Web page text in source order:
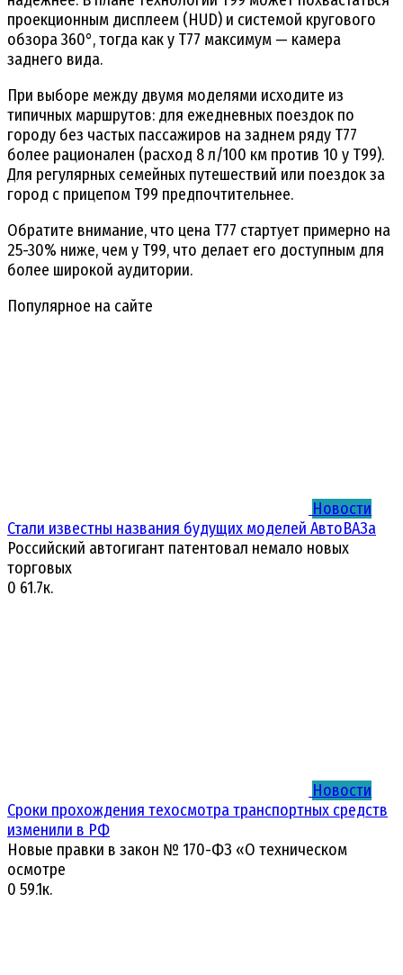
проекционным дисплеем (HUD) и системой кругового
обзора 360°, тогда как у T77 максимум — камера
заднего вида.
При выборе между двумя моделями исходите из
типичных маршрутов: для ежедневных поездок по
городу без частых пассажиров на заднем ряду T77
более рационален (расход 8 л/100 км против 10 у T99).
Для регулярных семейных путешествий или поездок за
город с прицепом T99 предпочтительнее.
Обратите внимание, что цена T77 стартует примерно на
25-30% ниже, чем у T99, что делает его доступным для
более широкой аудитории.
Популярное на сайте
Новости
Стали известны названия будущих моделей АвтоВАЗа
Российский автогигант патентовал немало новых
торговых
0 61.7к.
Новости
Сроки прохождения техосмотра транспортных средств
изменили в РФ
Новые правки в закон № 170-ФЗ «О техническом
осмотре
0 59.1к.